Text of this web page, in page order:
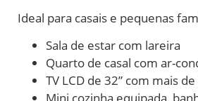
Ideal para casais e pequenas
Sala de estar com lareira
Quarto de casal com ar-
TV LCD de 32” com mais